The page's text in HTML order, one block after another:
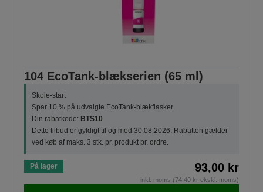
104 EcoTank-blækserien (65 ml)
Skole-start
Spar 10 % på udvalgte EcoTank-blækflasker.
Din rabatkode: BTS10
Dette tilbud er gyldigt til og med 30.08.2026. Rabatten gælder
ved køb af maks. 3 stk. pr. produkt pr. ordre.
På lager 93,00 kr
inkl. moms (74,40 kr ekskl. moms)